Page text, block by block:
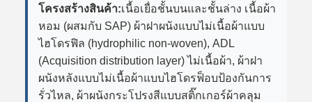
โครงสร้างสินค้า:เนื้อเยื่อชั้นบนและชั้นล่าง เนื้อผ้า
หอม (ผสมกับ SAP) ผ้าฝาผนังแบบไม่เนื้อผ้าแบบ
ไฮโดรฟิล (hydrophilic non-woven), ADL
(Acquisition distribution layer) ไม่เนื้อผ้า, ผ้าฝา
ผนังหลังแบบไม่เนื้อผ้าแบบไฮโดรฟ็อบป้องกันการ
รั่วไหล, ผ้าผนังกระโปรงสีแบบสติ๊กเกอร์ผ้าคลุม